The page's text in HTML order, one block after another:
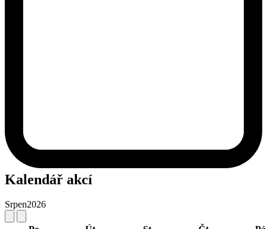
Kalendář akcí
Srpen2026